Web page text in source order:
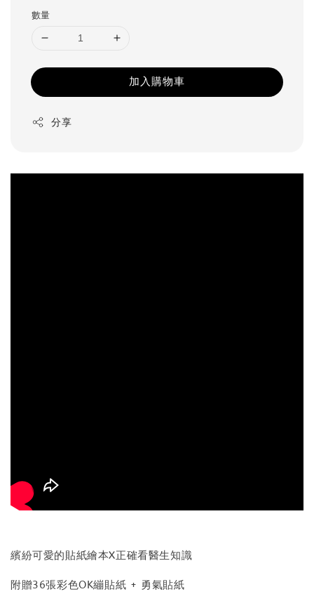
數量
加入購物車
分享
繽紛可愛的貼紙繪本X正確看醫生知識
附贈36張彩色OK繃貼紙 + 勇氣貼紙